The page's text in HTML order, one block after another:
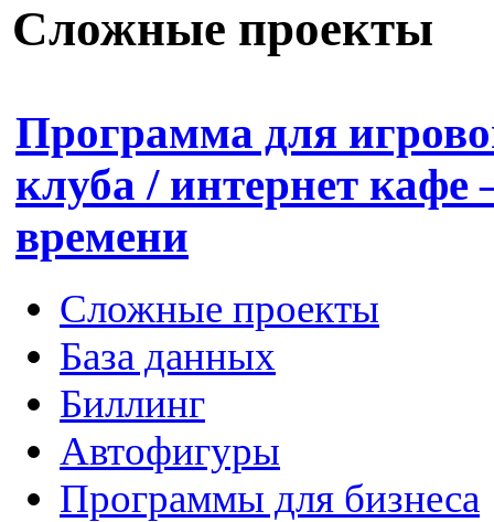
Сложные проекты
Программа для
клуба / интернет кафе
времени
Сложные проекты
База данных
Биллинг
Автофигуры
Программы для бизнеса